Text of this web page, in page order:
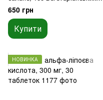
капсул
650 грн
Купити
НОВИНКА